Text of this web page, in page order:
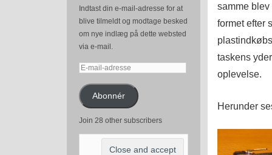
Indtast din e-mail-adresse for at
blive tilmeldt og modtage besked
om nye indlæg på dette websted
via e-mail.
E-
adresseAbonnér
Join 28 other subscribers
samme
formet efter
taskens
oplevelse.
Herunder